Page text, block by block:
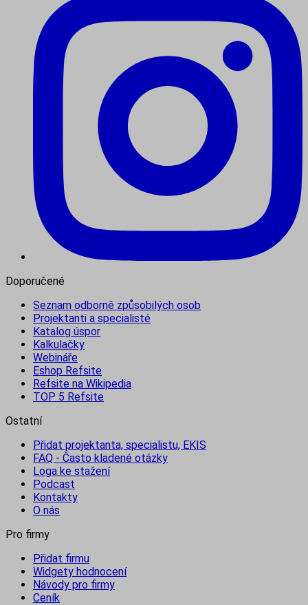
Doporučené
Seznam odborně způsobilých osob
Projektanti a specialisté
Katalog úspor
Kalkulačky
Webináře
Eshop Refsite
Refsite na Wikipedia
TOP 5 Refsite
Ostatní
Přidat projektanta, specialistu, EKIS
FAQ - Často kladené otázky
Loga ke stažení
Podcast
Kontakty
O nás
Pro firmy
Přidat firmu
Widgety hodnocení
Návody pro firmy
Ceník